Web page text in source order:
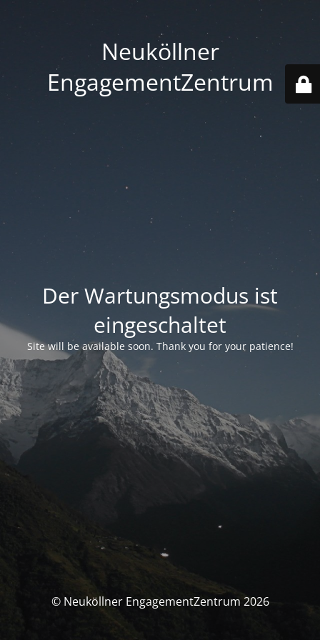
Neuköllner
EngagementZentrum
Der Wartungsmodus ist
eingeschaltet
Site will be available soon. Thank you for your patience!
© Neuköllner EngagementZentrum 2026